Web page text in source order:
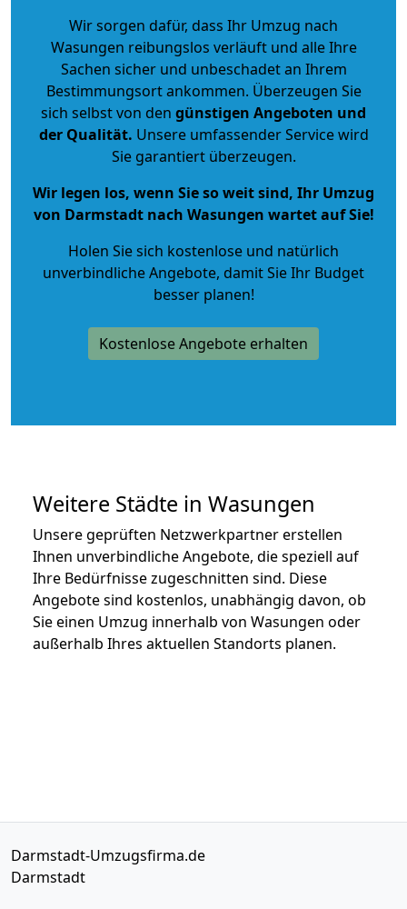
Wir sorgen dafür, dass Ihr Umzug nach
Wasungen reibungslos verläuft und alle Ihre
Sachen sicher und unbeschadet an Ihrem
Bestimmungsort ankommen. Überzeugen Sie
sich selbst von den günstigen Angeboten und
der Qualität. Unsere umfassender Service wird
Sie garantiert überzeugen.
Wir legen los, wenn Sie so weit sind, Ihr Umzug
von Darmstadt nach Wasungen wartet auf Sie!
Holen Sie sich kostenlose und natürlich
unverbindliche Angebote, damit Sie Ihr Budget
besser planen!
Kostenlose Angebote erhalten
Weitere Städte in Wasungen
Unsere geprüften Netzwerkpartner erstellen
Ihnen unverbindliche Angebote, die speziell auf
Ihre Bedürfnisse zugeschnitten sind. Diese
Angebote sind kostenlos, unabhängig davon, ob
Sie einen Umzug innerhalb von Wasungen oder
außerhalb Ihres aktuellen Standorts planen.
Darmstadt-Umzugsfirma.de
Darmstadt